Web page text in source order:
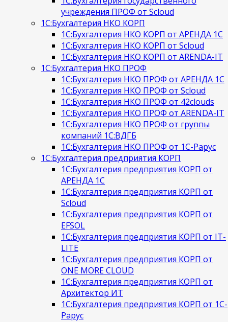
учреждения ПРОФ от Scloud
1С:Бухгалтерия НКО КОРП
1С:Бухгалтерия НКО КОРП от АРЕНДА 1С
1С:Бухгалтерия НКО КОРП от Scloud
1С:Бухгалтерия НКО КОРП от ARENDA-IT
1С:Бухгалтерия НКО ПРОФ
1С:Бухгалтерия НКО ПРОФ от АРЕНДА 1С
1С:Бухгалтерия НКО ПРОФ от Scloud
1С:Бухгалтерия НКО ПРОФ от 42clouds
1С:Бухгалтерия НКО ПРОФ от ARENDA-IT
1С:Бухгалтерия НКО ПРОФ от группы
компаний 1С:ВДГБ
1С:Бухгалтерия НКО ПРОФ от 1С-Рарус
1С:Бухгалтерия предприятия КОРП
1С:Бухгалтерия предприятия КОРП от
АРЕНДА 1С
1С:Бухгалтерия предприятия КОРП от
Scloud
1С:Бухгалтерия предприятия КОРП от
EFSOL
1С:Бухгалтерия предприятия КОРП от IT-
LITE
1С:Бухгалтерия предприятия КОРП от
ONE MORE CLOUD
1С:Бухгалтерия предприятия КОРП от
Архитектор ИТ
1С:Бухгалтерия предприятия КОРП от 1С-
Рарус